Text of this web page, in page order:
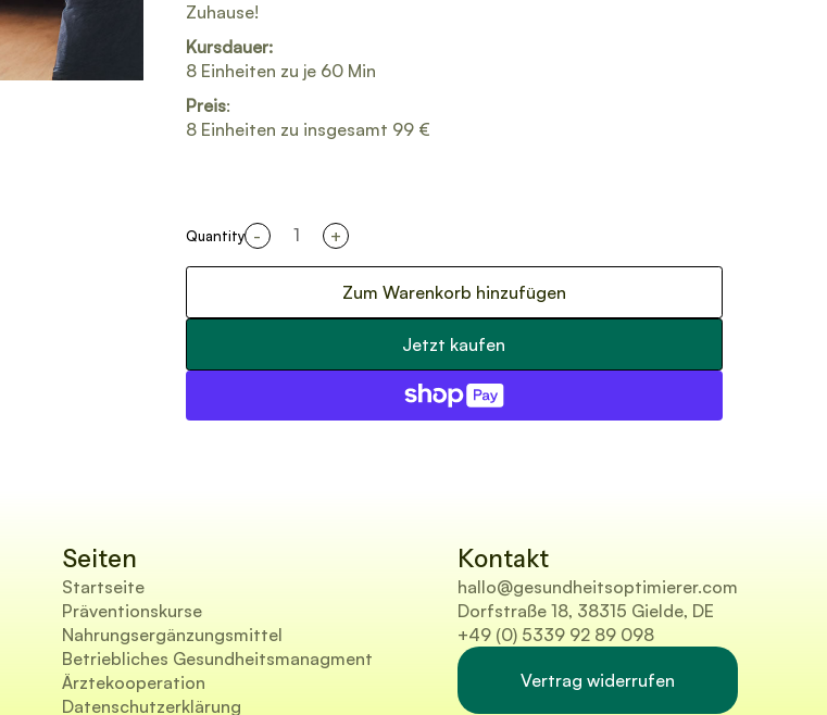
Zuhause!
Kursdauer:
8 Einheiten zu je 60 Min
Preis:
8 Einheiten zu insgesamt 99 €
Quantity - +
Zum Warenkorb hinzufügen
Jetzt kaufen
Seiten
Startseite
Präventionskurse
Nahrungsergänzungsmittel
Betriebliches Gesundheitsmanagment
Ärztekooperation
Datenschutzerklärung
Kontakt
hallo@gesundheitsoptimierer.com
Dorfstraße 18, 38315 Gielde, DE
+49 (0) 5339 92 89 098
Vertrag widerrufen